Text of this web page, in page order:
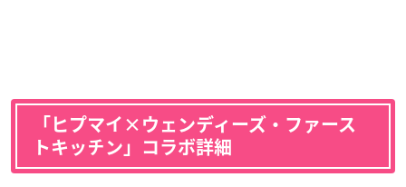
「ヒプマイ×ウェンディーズ・ファース
トキッチン」コラボ詳細